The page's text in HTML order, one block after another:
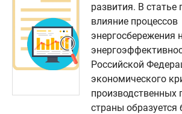
развития. В статье
влияние процессов
энергосбережения
Российской
экономического
производственных
страны образуется